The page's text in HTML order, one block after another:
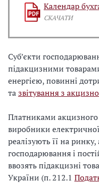
Календар
СКАЧАТИ
Суб’єкти
підакцизними
енергією, повинні
тазвітування з
Платниками
виробники
реалізують її на ринку,
господарювання і
ввозять підакцизні
України (п. 212.1